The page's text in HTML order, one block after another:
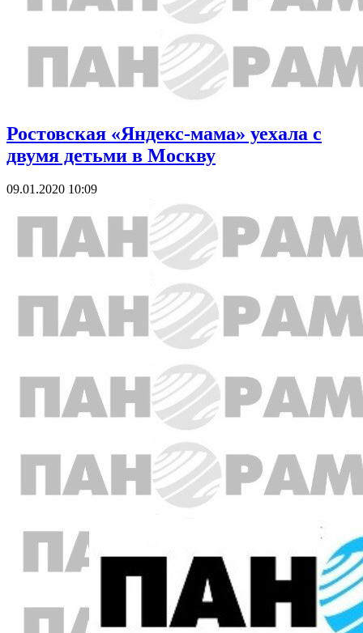
Ростовская «Яндекс-мама» уехала с
двумя детьми в Москву
09.01.2020 10:09